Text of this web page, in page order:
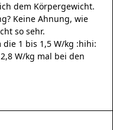
dem Körpergewicht.
Keine Ahnung, wie
so sehr.
1 bis 1,5 W/kg :hihi:
W/kg mal bei den